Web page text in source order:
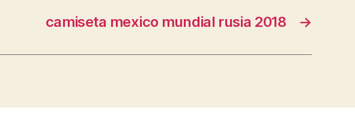
→
camiseta mexico mundial rusia 2018